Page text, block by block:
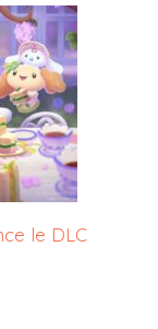
le DLC